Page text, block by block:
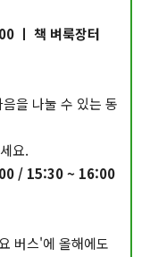
ㅣ 책 벼룩장터
을 나눌 수 있는 동
요.
/ 15:30 ~ 16:00
버스'에 올해에도